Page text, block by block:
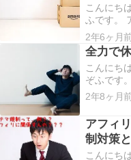
こんにち
ふです。
Amazon
思います
は利用で
グで
下の記…
2年6ヶ月
全力で
こんにち
ぞふです
だしい時
も忙しい
忙しい・
ですから
す。 は…
2年8ヶ月
アフィ
制対策
こんにち